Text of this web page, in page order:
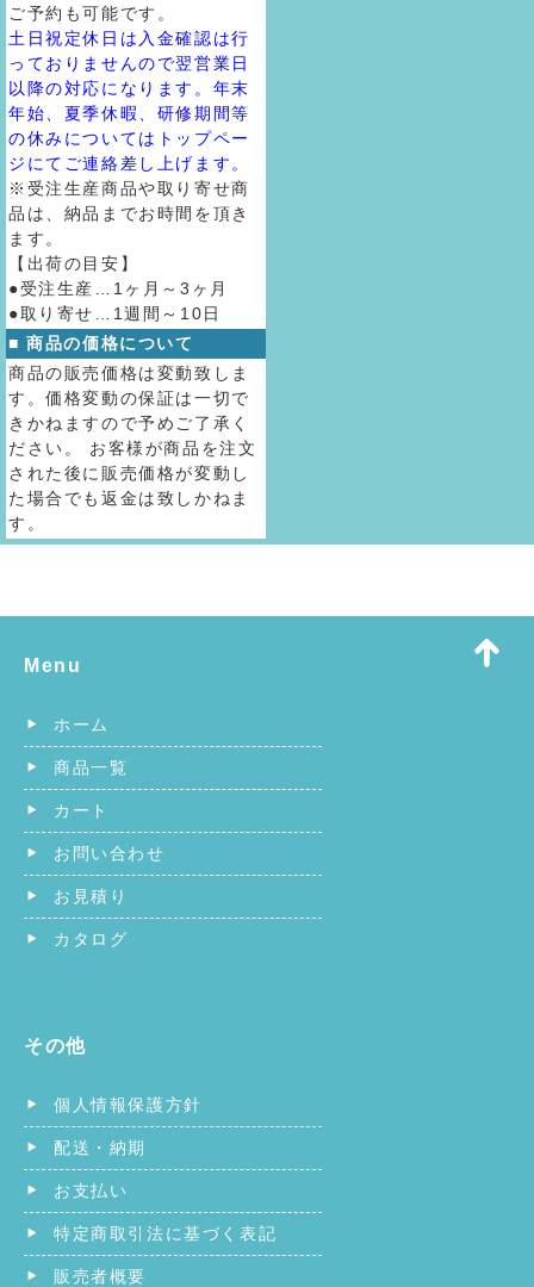
ご予約も可能です。
土日祝定休日は入金確認は行
っておりませんので翌営業日
以降の対応になります。年末
年始、夏季休暇、研修期間等
の休みについてはトップペー
ジにてご連絡差し上げます。
※受注生産商品や取り寄せ商
品は、納品までお時間を頂き
ます。
【出荷の目安】
●受注生産…1ヶ月～3ヶ月
●取り寄せ…1週間～10日
■ 商品の価格について
商品の販売価格は変動致しま
す。価格変動の保証は一切で
きかねますので予めご了承く
ださい。 お客様が商品を注文
された後に販売価格が変動し
た場合でも返金は致しかねま
す。
Menu
ホーム
商品一覧
カート
お問い合わせ
お見積り
カタログ
その他
個人情報保護方針
配送・納期
お支払い
特定商取引法に基づく表記
販売者概要